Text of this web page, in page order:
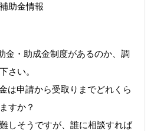
助金情報
金・助成金制度があるのか、調
さい。
は申請から受取りまでどれくら
すか？
しそうですが、誰に相談すれば